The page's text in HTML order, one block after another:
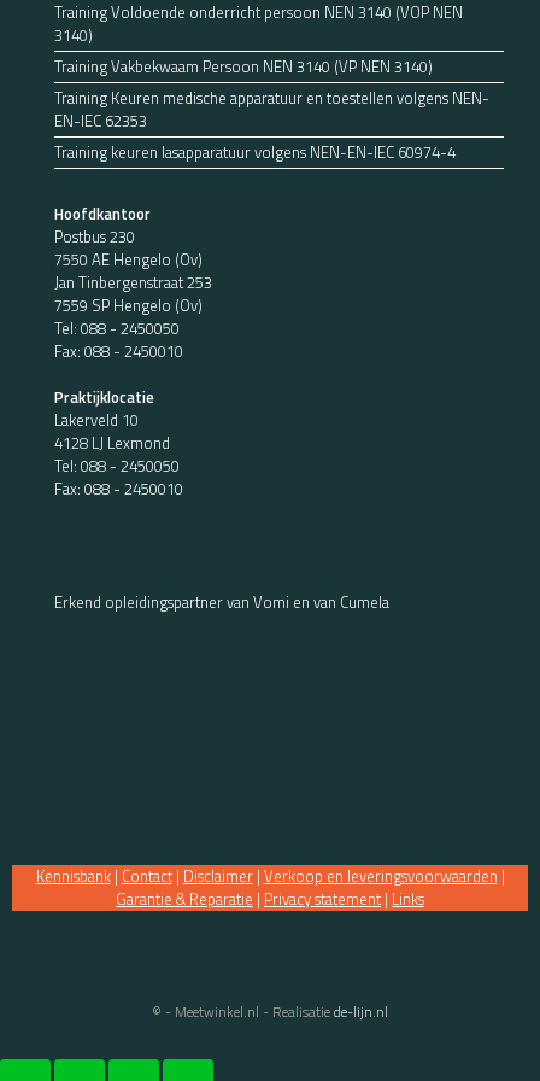
Training Voldoende onderricht persoon NEN 3140 (VOP NEN
3140)
Training Vakbekwaam Persoon NEN 3140 (VP NEN 3140)
Training Keuren medische apparatuur en toestellen volgens NEN-
EN-IEC 62353
Training keuren lasapparatuur volgens NEN-EN-IEC 60974-4
Hoofdkantoor
Postbus 230
7550 AE Hengelo (Ov)
Jan Tinbergenstraat 253
7559 SP Hengelo (Ov)
Tel: 088 - 2450050
Fax: 088 - 2450010
Praktijklocatie
Lakerveld 10
4128 LJ Lexmond
Tel: 088 - 2450050
Fax: 088 - 2450010
Erkend opleidingspartner van Vomi en van Cumela
Kennisbank| Contact| Disclaimer| Verkoop en leveringsvoorwaarden |
Garantie & Reparatie | Privacy statement | Links
© - Meetwinkel.nl - Realisatiede-lijn.nl